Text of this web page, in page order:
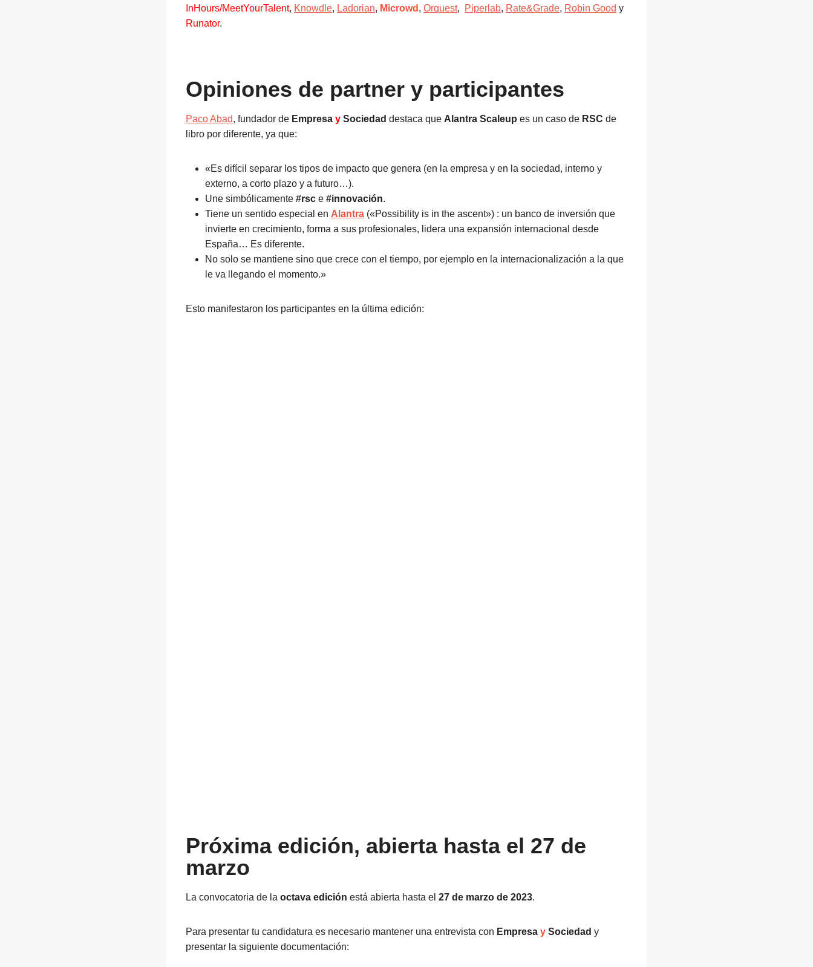
InHours/MeetYourTalent, Knowdle, Ladorian, Microwd , Orquest, Piperlab, Rate&Grade, Robin Good y
Runator.
Opiniones de partner y participantes
Paco Abad, fundador de Empresa y Sociedad destaca que Alantra Scaleup es un caso de RSC de
libro por diferente, ya que:
«Es difícil separar los tipos de impacto que genera (en la empresa y en la sociedad, interno y
externo, a corto plazo y a futuro…).
Une simbólicamente #rsc e #innovación.
Tiene un sentido especial en Alantra («Possibility is in the ascent») : un banco de inversión que
invierte en crecimiento, forma a sus profesionales, lidera una expansión internacional desde
España… Es diferente.
No solo se mantiene sino que crece con el tiempo, por ejemplo en la internacionalización a la que
le va llegando el momento.»
Esto manifestaron los participantes en la última edición:
Próxima edición, abierta hasta el 27 de
marzo
La convocatoria de la octava edición está abierta hasta el 27 de marzo de 2023.
Para presentar tu candidatura es necesario mantener una entrevista con Empresa y Sociedad y
presentar la siguiente documentación: